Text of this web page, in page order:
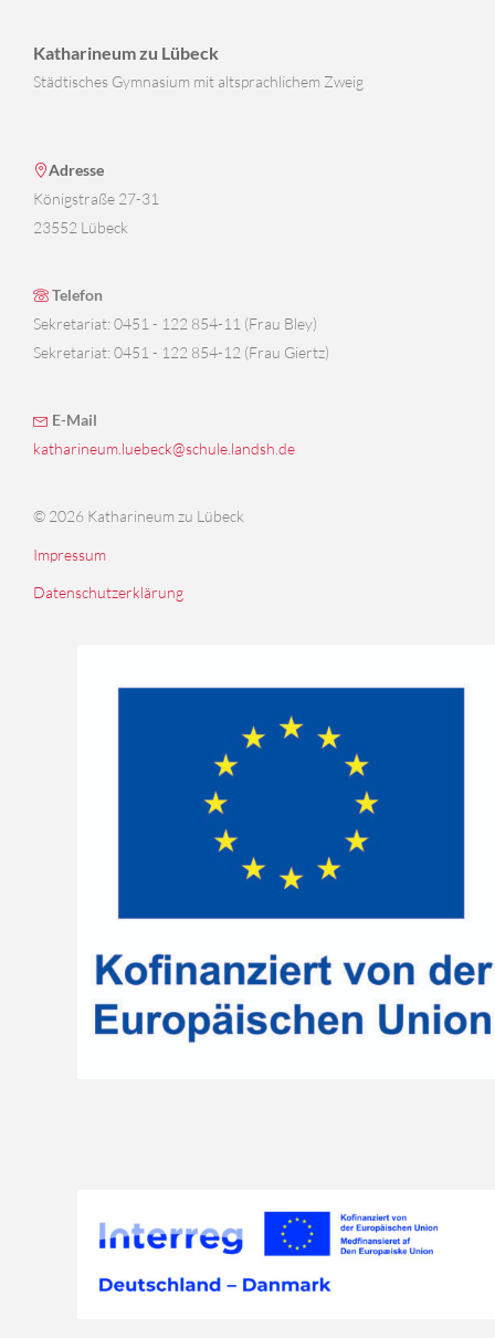
Katharineum zu Lübeck
Städtisches Gymnasium mit altsprachlichem Zweig
Adresse
Königstraße 27-31
23552 Lübeck
Telefon
Sekretariat: 0451 - 122 854-11 (Frau Bley)
Sekretariat: 0451 - 122 854-12 (Frau Giertz)
E-Mail
katharineum.luebeck@schule.landsh.de
© 2026 Katharineum zu Lübeck
Impressum
Datenschutzerklärung